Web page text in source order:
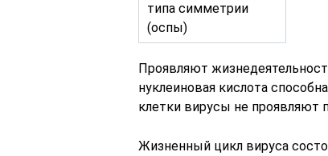
типа симметрии
(оспы)
Проявляют
нуклеиновая кислота
клетки вирусы не проявляют
Жизненный цикл вируса